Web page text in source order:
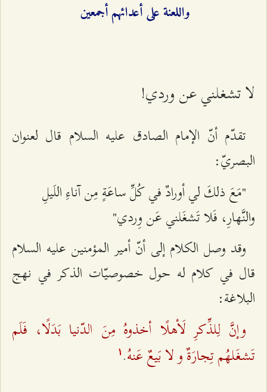
واللعنة على أعدائهم أجمعين
لا تشغلني عن وردي!
تقدّم أنّ الإمام الصادق عليه السلام قال لعنوان
البصريّ:
"مَعَ ذلكَ لي أورادٌ في كُلِّ ساعَةٍ مِن آناءِ اللَيلِ
والنَّهارِ، فَلا تَشغَلني عَن وِردي"
وقد وصل الكلام إلى أنّ أمير المؤمنين عليه السلام
قال في كلام له حول خصوصيّات الذكر في نهج
البلاغة:
وإنَّ لِلذِّكرِ لَأهلًا أخذوهُ مِنَ الدّنيا بَدَلًا، فَلَم
تَشغَلهُم تِجارَةٌ و لا بَيعٌ عَنهُ. ۱